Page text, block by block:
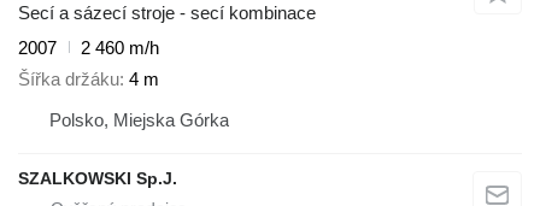
Secí a sázecí stroje - secí kombinace
2007
2 460 m/h
Šířka držáku 4 m
Polsko, Miejska Górka
SZALKOWSKI Sp.J.